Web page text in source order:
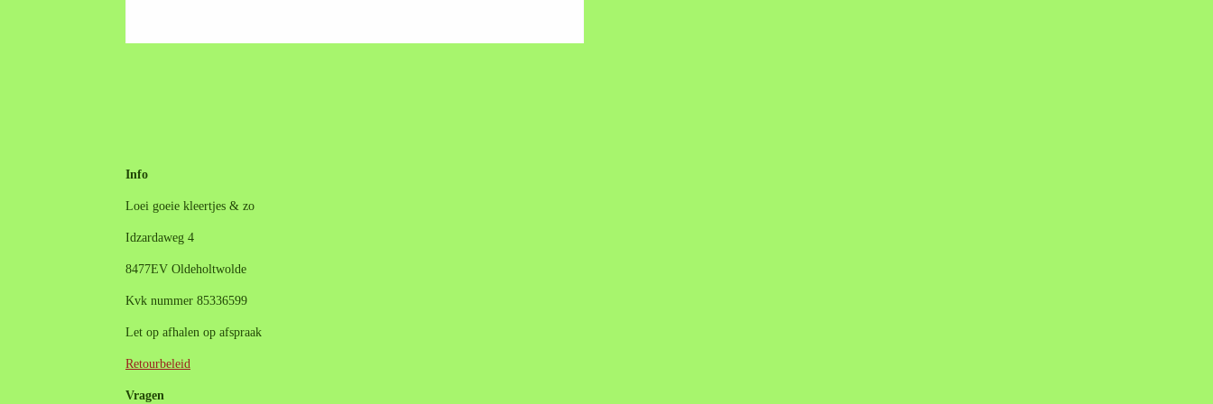
Info
Loei goeie kleertjes & zo
Idzardaweg 4
8477EV Oldeholtwolde
Kvk nummer 85336599
Let op afhalen op afspraak
Retourbeleid
Vragen